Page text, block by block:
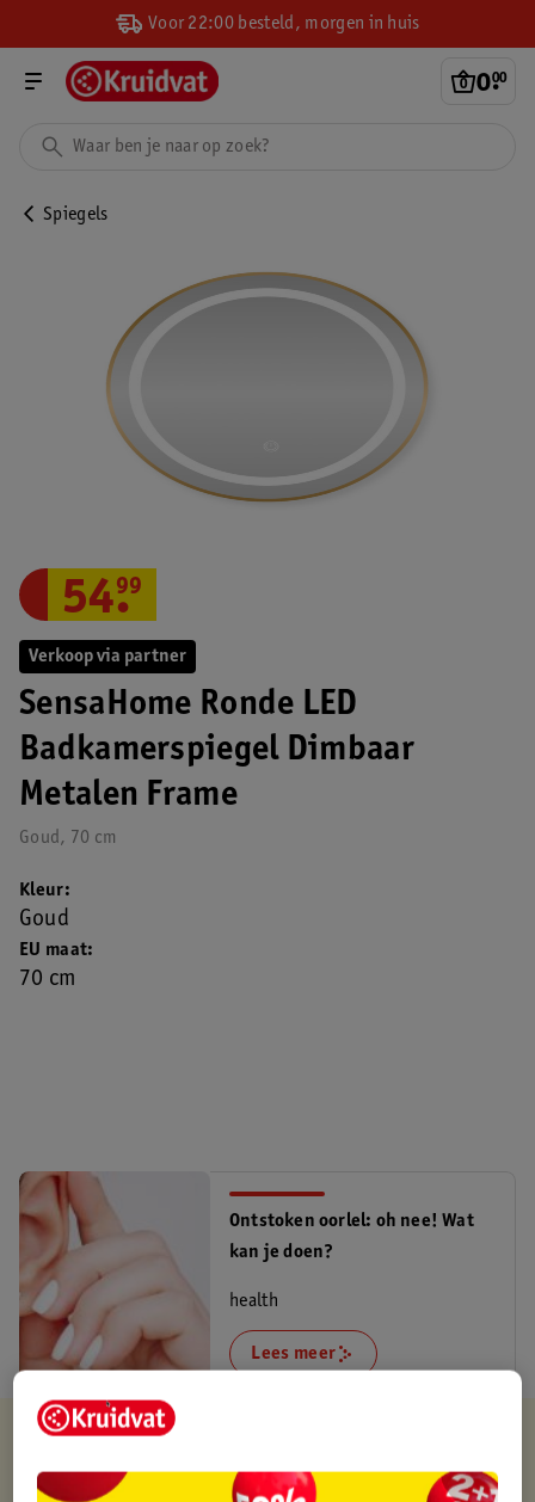
Voor 22:00 besteld, morgen in huis
0.
00
Spiegels
Verkoop via partner
SensaHome Ronde LED
Badkamerspiegel Dimbaar
Metalen Frame
Goud, 70 cm
54.
99
EU maat
70 cm
Kleur
Goud
Ontstoken oorlel: oh nee! Wat
kan je doen?
health
Lees meer
Verkocht en verstuurd door
Binnen 1 werkdag verstuurd